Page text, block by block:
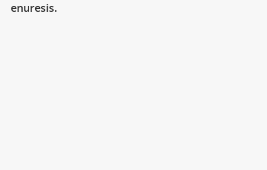
enuresis.